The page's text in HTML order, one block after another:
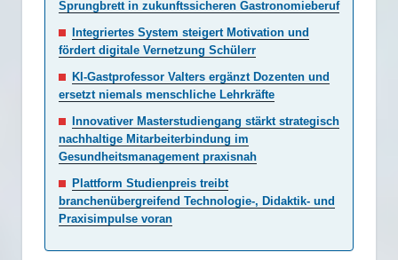
Sprungbrett in zukunftssicheren Gastronomieberuf
Integriertes System steigert Motivation und
fördert digitale Vernetzung Schülerr
KI-Gastprofessor Valters ergänzt Dozenten und
ersetzt niemals menschliche Lehrkräfte
Innovativer Masterstudiengang stärkt strategisch
nachhaltige Mitarbeiterbindung im
Gesundheitsmanagement praxisnah
Plattform Studienpreis treibt
branchenübergreifend Technologie-, Didaktik- und
Praxisimpulse voran